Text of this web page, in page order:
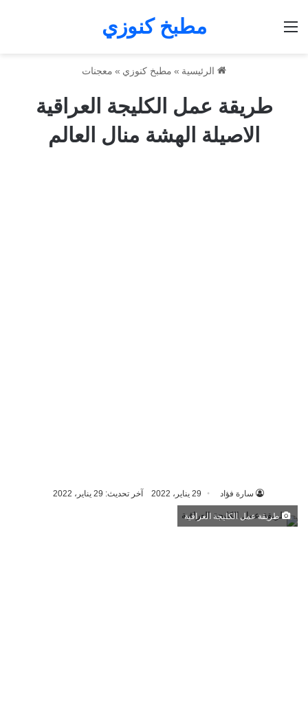
مطبخ كنوزي
الرئيسية » مطبخ كنوزي » معجنات
طريقة عمل الكليجة العراقية
الاصيلة الهشة منال العالم
سارة فؤاد 29 يناير، 2022 آخر تحديث: 29 يناير، 2022
طريقة عمل الكليجة العراقية